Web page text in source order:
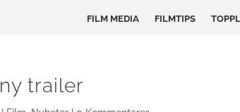
FILM MEDIA FILMTIPS
trailer